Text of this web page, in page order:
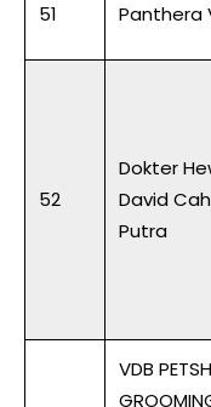
51 Panthera
52
Dokter
David
Putra
VDB